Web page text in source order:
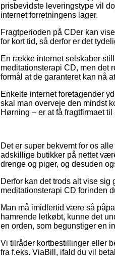
prisbevidste leveringstype vil
internet forretningens lager.
Fragtperioden på CDer kan
for kort tid, så derfor er det
En række internet selskaber
meditationsterapi CD, men det
formål at de garanteret kan nå
Enkelte internet foretagender
skal man overveje den mindst
Hørning – er at få fragtfirmaet
Det er super bekvemt for os
adskillige butikker på nettet
drenge og piger, og desuden
Derfor kan det trods alt vise
meditationsterapi CD forinden
Man må imidlertid være så
hamrende letkøbt, kunne det
en orden, som begunstiger en
Vi tilråder kortbestillinger eller
fra f.eks. ViaBill, ifald du vil